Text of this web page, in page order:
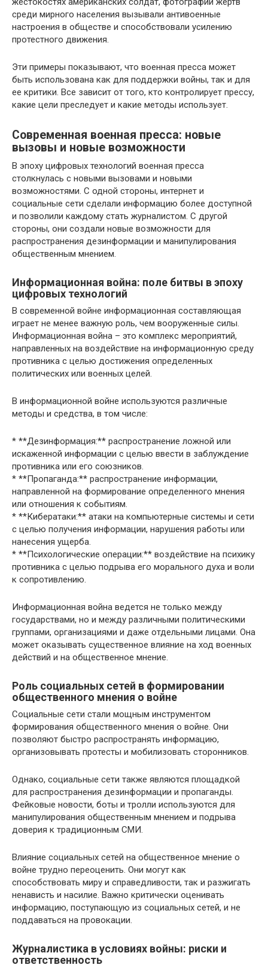
среди мирного населения вызывали антивоенные
настроения в обществе и способствовали усилению
протестного движения.
Эти примеры показывают, что военная пресса может
быть использована как для поддержки войны, так и для
ее критики. Все зависит от того, кто контролирует прессу,
какие цели преследует и какие методы использует.
Современная военная пресса: новые
вызовы и новые возможности
В эпоху цифровых технологий военная пресса
столкнулась с новыми вызовами и новыми
возможностями. С одной стороны, интернет и
социальные сети сделали информацию более доступной
и позволили каждому стать журналистом. С другой
стороны, они создали новые возможности для
распространения дезинформации и манипулирования
общественным мнением.
Информационная война: поле битвы в эпоху
цифровых технологий
В современной войне информационная составляющая
играет не менее важную роль, чем вооруженные силы.
Информационная война – это комплекс мероприятий,
направленных на воздействие на информационную среду
противника с целью достижения определенных
политических или военных целей.
В информационной войне используются различные
методы и средства, в том числе:
* **Дезинформация:** распространение ложной или
искаженной информации с целью ввести в заблуждение
противника или его союзников.
* **Пропаганда:** распространение информации,
направленной на формирование определенного мнения
или отношения к событиям.
* **Кибератаки:** атаки на компьютерные системы и сети
с целью получения информации, нарушения работы или
нанесения ущерба.
* **Психологические операции:** воздействие на психику
противника с целью подрыва его морального духа и воли
к сопротивлению.
Информационная война ведется не только между
государствами, но и между различными политическими
группами, организациями и даже отдельными лицами. Она
может оказывать существенное влияние на ход военных
действий и на общественное мнение.
Роль социальных сетей в формировании
общественного мнения о войне
Социальные сети стали мощным инструментом
формирования общественного мнения о войне. Они
позволяют быстро распространять информацию,
организовывать протесты и мобилизовать сторонников.
Однако, социальные сети также являются площадкой
для распространения дезинформации и пропаганды.
Фейковые новости, боты и тролли используются для
манипулирования общественным мнением и подрыва
доверия к традиционным СМИ.
Влияние социальных сетей на общественное мнение о
войне трудно переоценить. Они могут как
способствовать миру и справедливости, так и разжигать
ненависть и насилие. Важно критически оценивать
информацию, поступающую из социальных сетей, и не
поддаваться на провокации.
Журналистика в условиях войны: риски и
ответственность